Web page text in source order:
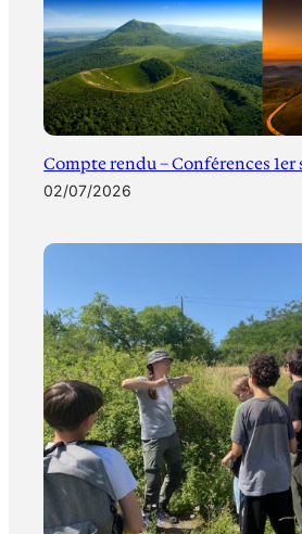
Compte rendu – Conférences 1er
02/07/2026